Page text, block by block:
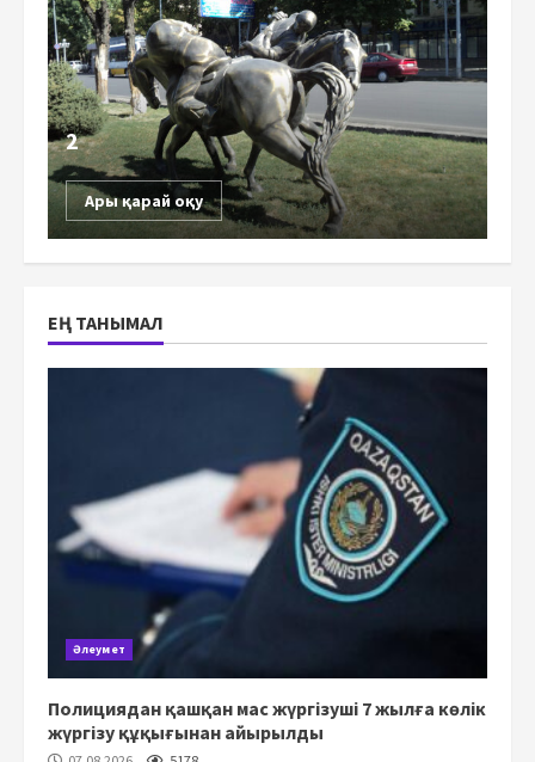
2
Ары қарай оқу
ЕҢ ТАНЫМАЛ
Әлеумет
Полициядан қашқан мас жүргізуші 7 жылға көлік
жүргізу құқығынан айырылды